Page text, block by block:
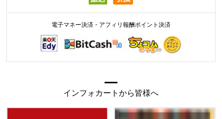
電子マネー決済・アフィリ報酬ポイント決済
インフォカートから皆様へ